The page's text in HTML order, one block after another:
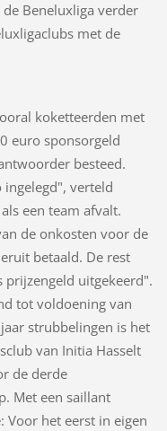
Beneluxliga verder
met de
koketteerden met
euro sponsorgeld
besteed.
verteld
een team afvalt.
de onkosten voor de
betaald. De rest
prijzengeld uitgekeerd".
tot voldoening van
strubbelingen is het
van Initia Hasselt
de derde
Met een saillant
Voor het eerst in eigen